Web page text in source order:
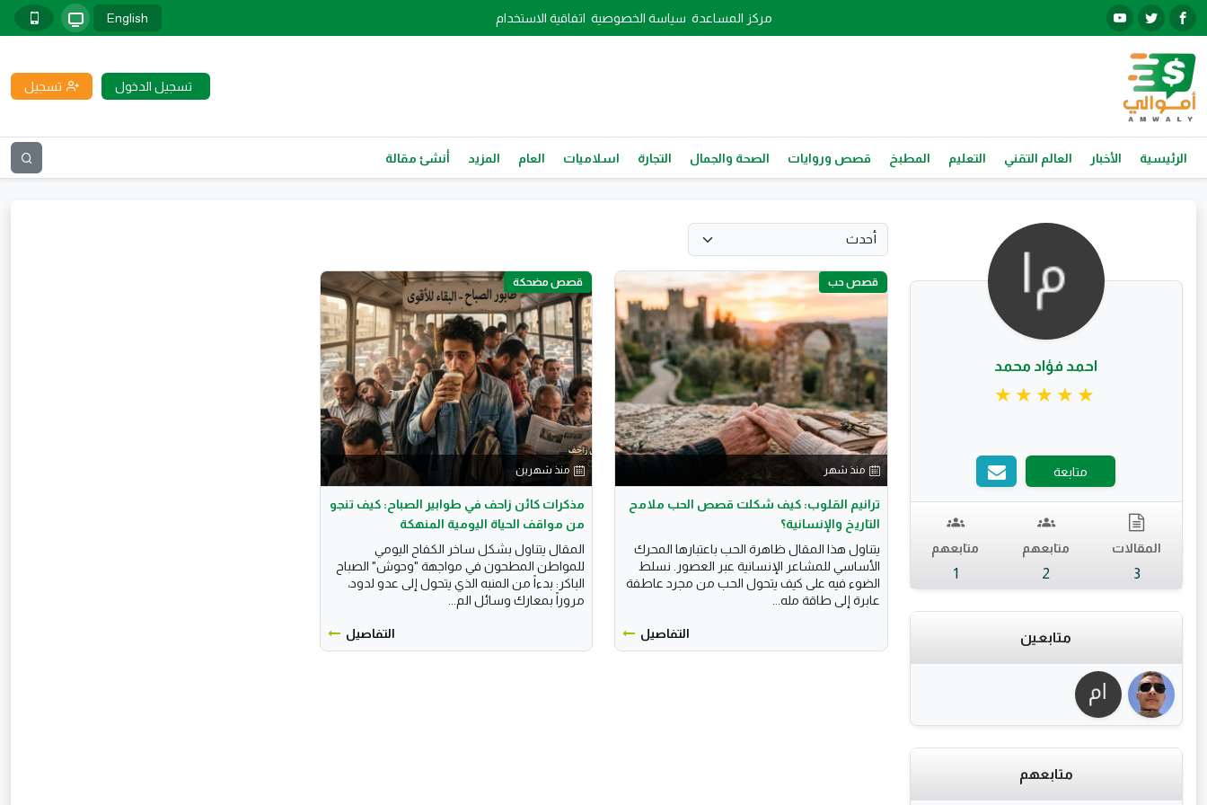
مركز المساعدة سياسة الخصوصية اتفاقية الاستخدام English
تسجيل الدخول تسجيل
الرئيسية الأخبار العالم التقني التعليم المطبخ قصص وروايات الصحة والجمال التجارة اسلاميات العام المزيد أنشئ مقالة
احمد فؤاد محمد
متابعة
المقالات
3
متابعهم
2
متابعهم
1
متابعين
متابعهم
قصص حب
منذ شهر
ترانيم القلوب: كيف شكلت قصص الحب ملامح
التاريخ والإنسانية؟
يتناول هذا المقال ظاهرة الحب باعتبارها المحرك
الأساسي للمشاعر الإنسانية عبر العصور. نسلط
الضوء فيه على كيف يتحول الحب من مجرد عاطفة
عابرة إلى طاقة مله...
التفاصيل
قصص مضحكة
منذ شهرين
مذكرات كائن زاحف في طوابير الصباح: كيف تنجو
من مواقف الحياة اليومية المنهكة
المقال يتناول بشكل ساخر الكفاح اليومي
للمواطن المطحون في مواجهة "وحوش" الصباح
الباكر: بدءاً من المنبه الذي يتحول إلى عدو لدود،
مروراً بمعارك وسائل الم...
التفاصيل